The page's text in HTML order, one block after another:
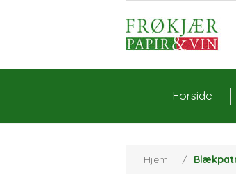
Forside
Hjem /